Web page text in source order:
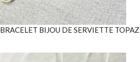
BRACELET BIJOU DE SERVIETTE